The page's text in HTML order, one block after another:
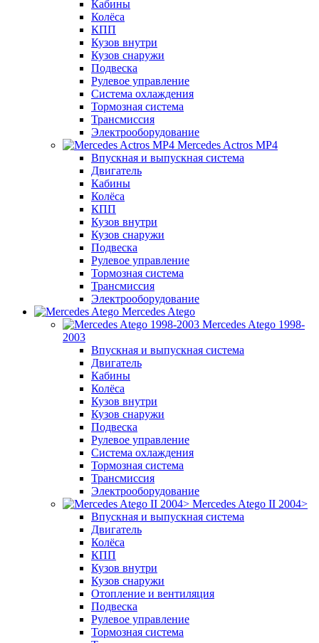
Кабины
Колёса
КПП
Кузов внутри
Кузов снаружи
Подвеска
Рулевое управление
Система охлаждения
Тормозная система
Трансмиссия
Электрооборудование
Mercedes Actros MP4
Впускная и выпускная система
Двигатель
Кабины
Колёса
КПП
Кузов внутри
Кузов снаружи
Подвеска
Рулевое управление
Тормозная система
Трансмиссия
Электрооборудование
Mercedes Atego
Mercedes Atego 1998-
2003
Впускная и выпускная система
Двигатель
Кабины
Колёса
Кузов внутри
Кузов снаружи
Подвеска
Рулевое управление
Система охлаждения
Тормозная система
Трансмиссия
Электрооборудование
Mercedes Atego II 2004>
Впускная и выпускная система
Двигатель
Колёса
КПП
Кузов внутри
Кузов снаружи
Отопление и вентиляция
Подвеска
Рулевое управление
Тормозная система